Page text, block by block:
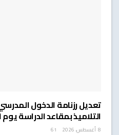
التلاميذ بمقاعد الدراسة يوم 21 سبتمبر المقبل
8 أغسطس، 2026 61